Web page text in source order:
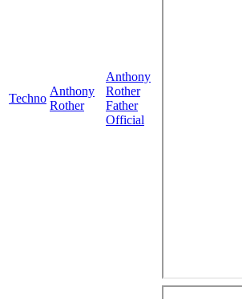
Techno
Anthony
Rother
Anthony
Rother
Father
Official